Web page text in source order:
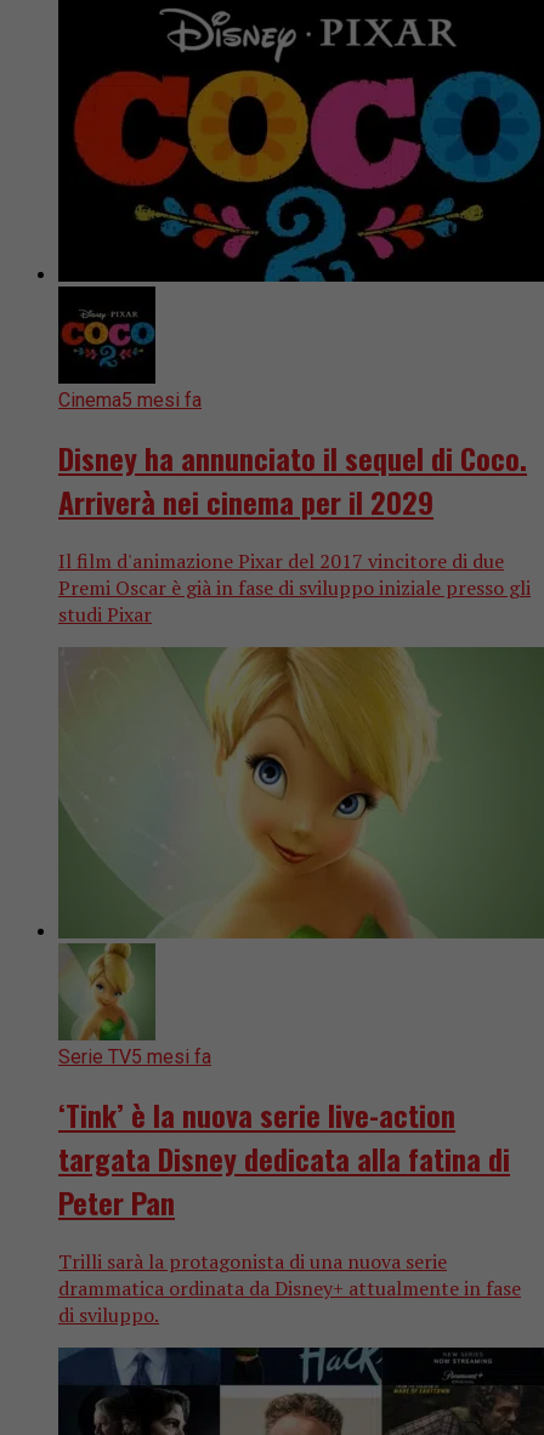
Cinema5 mesi fa
Disney ha annunciato il sequel di Coco.
Arriverà nei cinema per il 2029
Il film d'animazione Pixar del 2017 vincitore di due
Premi Oscar è già in fase di sviluppo iniziale presso gli
studi Pixar
Serie TV5 mesi fa
‘Tink’ è la nuova serie live-action
targata Disney dedicata alla fatina di
Peter Pan
Trilli sarà la protagonista di una nuova serie
drammatica ordinata da Disney+ attualmente in fase
di sviluppo.